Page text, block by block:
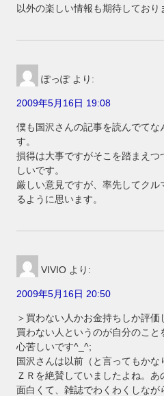
以外の楽しい情報も期待しており
ぽっぽ より:
2009年5月16日 19:08
僕も国沢さんの記事を読んでて
す。
損得は大事ですがそこを踏まえ
しいです。
厳しい意見ですが、率先してク
るように思います。
VIVIO より:
2009年5月16日 20:50
＞買わない人かお金持ちしか評価
買わない人というのが自分のこ
心苦しいです^_^;
国沢さんは以前（と言ってもか
ＺＲを絶賛していましたよね。
面白くて、雑誌でわくわくしなが